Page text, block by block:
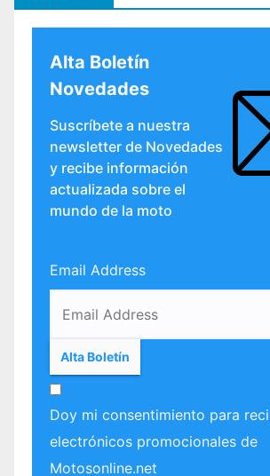
Alta Boletín
Novedades
Suscríbete a nuestra
newsletter de Novedades
y recibe información
actualizada sobre el
mundo de la moto
Email Address
Doy mi consentimiento para
electrónicos promocionales de
Motosonline.net